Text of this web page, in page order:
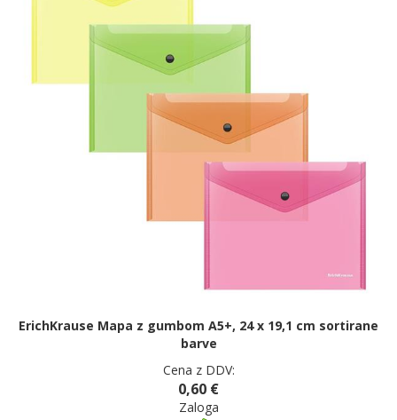
ErichKrause Mapa z gumbom A5+, 24 x 19,1 cm sortirane
barve
Cena z DDV:
0,60 €
Zaloga